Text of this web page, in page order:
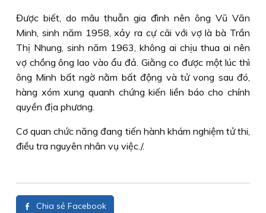
Được biết, do mâu thuẫn gia đình nên ông Vũ Văn
Minh, sinh năm 1958, xảy ra cự cãi với vợ là bà Trần
Thị Nhung, sinh năm 1963, không ai chịu thua ai nên
vợ chồng ông lao vào ẩu đả. Giằng co được một lúc thì
ông Minh bất ngờ nằm bất động và tử vong sau đó,
hàng xóm xung quanh chứng kiến liền báo cho chính
quyền địa phương.
Cơ quan chức năng đang tiến hành khám nghiệm tử thi,
điều tra nguyên nhân vụ việc./.
Chia sẻ Facebook